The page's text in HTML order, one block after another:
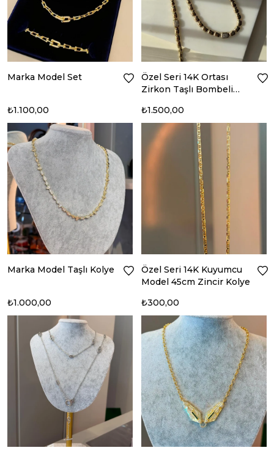
Marka Model Set
₺1.100,00
Özel Seri 14K Ortası
Zirkon Taşlı Bombeli
₺1.500,00
Marka Model Taşlı Kolye
₺1.000,00
Özel Seri 14K Kuyumcu
Model 45cm Zincir Kolye
₺300,00